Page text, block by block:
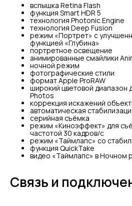
вспышка Retina Flash
функция Smart HDR 5
технология Photonic Engine
технология Deep Fusion
режим «Портрет» с
функцией «Глубина»
портретное освещение
анимированные смайлики
ночной режим
фотографические стили
формат Apple ProRAW
широкий цветовой диапазон
Photos
коррекция искажений
автоматическая
серийная съëмка
режим «Киноэффект» для
частотой 30 кадров/с
режим «Таймлапс» со
функция QuickTake
видео «Таймлапс» в Ночном
Связь и